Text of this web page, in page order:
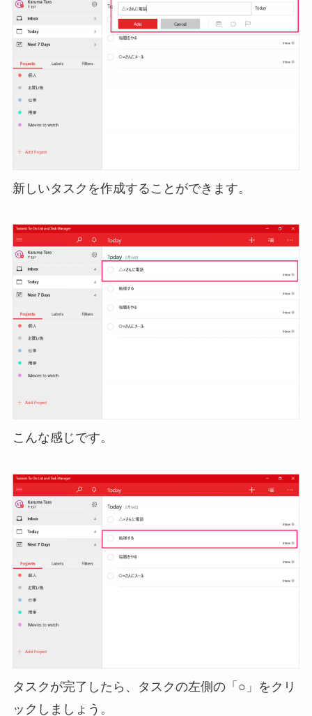
新しいタスクを作成することができます。
こんな感じです。
タスクが完了したら、タスクの左側の「○」をクリ
ックしましょう。